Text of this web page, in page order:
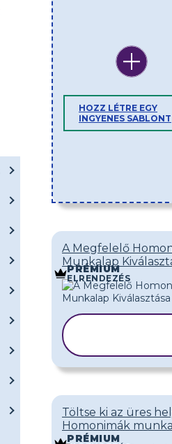
HOZZ LÉTRE EGY
INGYENES SABLONT
A Megfelelő
Munkalap
PRÉMIUM
ELRENDEZÉS
Töltse ki az üres
Homonimák
PRÉMIUM